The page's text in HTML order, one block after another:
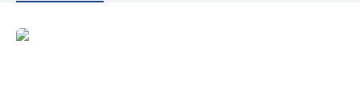
Велотренажер горизонтальний NordicTrack GX10